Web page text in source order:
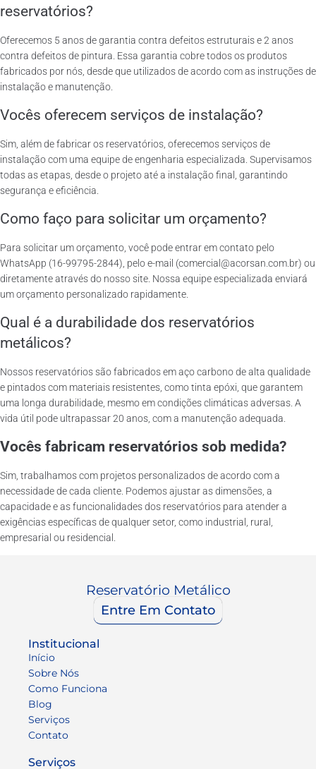
reservatórios?
Oferecemos 5 anos de garantia contra defeitos estruturais e 2 anos
contra defeitos de pintura. Essa garantia cobre todos os produtos
fabricados por nós, desde que utilizados de acordo com as instruções de
instalação e manutenção.
Vocês oferecem serviços de instalação?
Sim, além de fabricar os reservatórios, oferecemos serviços de
instalação com uma equipe de engenharia especializada. Supervisamos
todas as etapas, desde o projeto até a instalação final, garantindo
segurança e eficiência.
Como faço para solicitar um orçamento?
Para solicitar um orçamento, você pode entrar em contato pelo
WhatsApp (16-99795-2844), pelo e-mail (comercial@acorsan.com.br) ou
diretamente através do nosso site. Nossa equipe especializada enviará
um orçamento personalizado rapidamente.
Qual é a durabilidade dos reservatórios
metálicos?
Nossos reservatórios são fabricados em aço carbono de alta qualidade
e pintados com materiais resistentes, como tinta epóxi, que garantem
uma longa durabilidade, mesmo em condições climáticas adversas. A
vida útil pode ultrapassar 20 anos, com a manutenção adequada.
Vocês fabricam reservatórios sob medida?
Sim, trabalhamos com projetos personalizados de acordo com a
necessidade de cada cliente. Podemos ajustar as dimensões, a
capacidade e as funcionalidades dos reservatórios para atender a
exigências específicas de qualquer setor, como industrial, rural,
empresarial ou residencial.
Reservatório Metálico
Entre Em Contato
Institucional
Início
Sobre Nós
Como Funciona
Blog
Serviços
Contato
Serviços